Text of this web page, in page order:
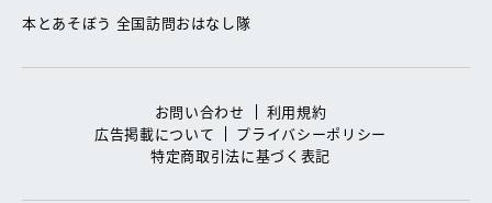
本とあそぼう 全国訪問おはなし隊
お問い合わせ
利用規約
広告掲載について
プライバシーポリシー
特定商取引法に基づく表記